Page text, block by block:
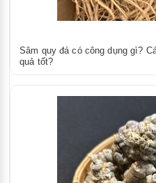
Sâm quy đá có công dụng gì?
quả tốt?